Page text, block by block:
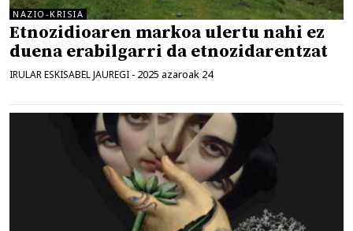
NAZIO-KRISIA
Etnozidioaren markoa ulertu nahi ez
duena erabilgarri da etnozidarentzat
IRULAR ESKISABEL JAUREGI - 2025 azaroak 24